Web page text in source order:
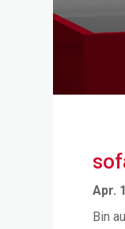
Apr.
Bin